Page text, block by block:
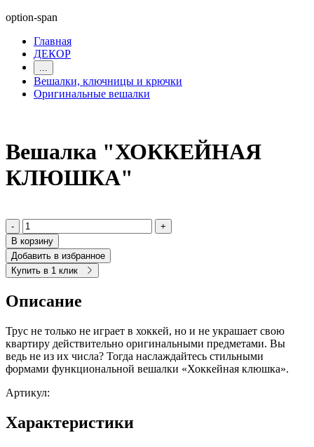
option-span
Главная
ДЕКОР
...
Вешалки, ключницы и крючки
Оригинальные вешалки
Вешалка "ХОККЕЙНАЯ
КЛЮШКА"
-
+
В корзину
Добавить в избранное
Купить в 1 клик
Описание
Трус не только не играет в хоккей, но и не украшает свою
квартиру действительно оригинальными предметами. Вы
ведь не из их числа? Тогда наслаждайтесь стильными
формами функциональной вешалки «Хоккейная клюшка».
Артикул:
Характеристики